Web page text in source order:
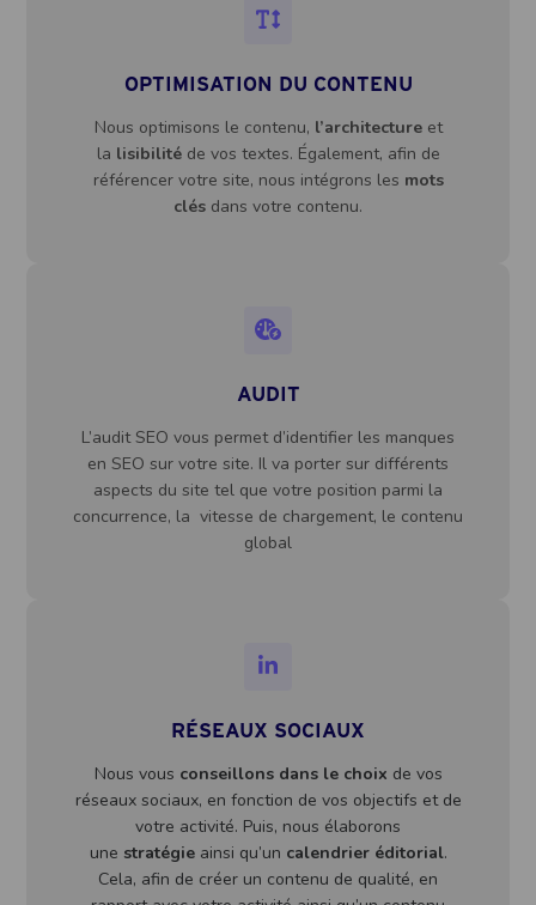
OPTIMISATION DU CONTENU
Nous optimisons le contenu, l’architectureet
la lisibilitéde vos textes. Également, afin de
référencer votre site, nous intégrons les mots
clés dans votre contenu.
AUDIT
L’audit SEO vous permet d’identifier les manques
en SEO sur votre site. Il va porter sur différents
aspects du site tel que votre position parmi la
concurrence, la vitesse de chargement, le contenu
global
RÉSEAUX SOCIAUX
Nous vous conseillons dans le choix de vos
réseaux sociaux, en fonction de vos objectifs et de
votre activité. Puis, nous élaborons
une stratégieainsi qu’un calendrier éditorial.
Cela, afin de créer un contenu de qualité, en